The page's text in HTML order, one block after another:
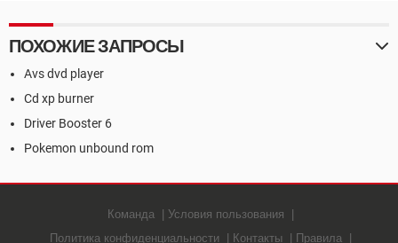
ПОХОЖИЕ ЗАПРОСЫ
Avs dvd player
Cd xp burner
Driver Booster 6
Pokemon unbound rom
Команда
Условия пользования
Политика конфиденциальности
Контакты Правила